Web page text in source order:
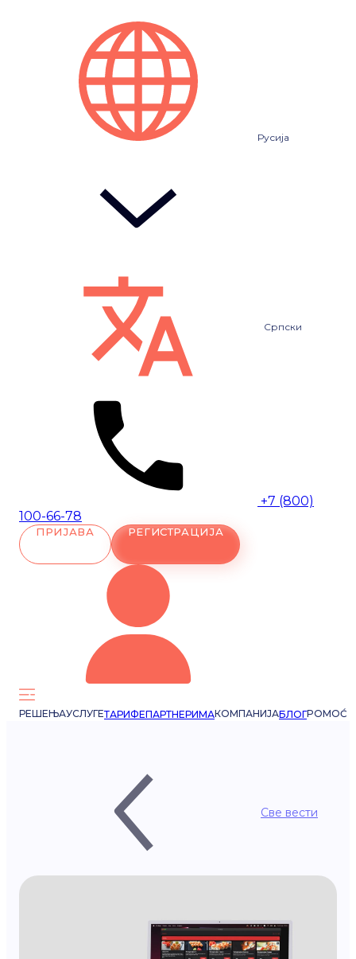
Русија
Српски
+7 (800)
100-66-78
ПРИЈАВА РЕГИСТРАЦИЈА
РЕШЕЊАУСЛУГЕТАРИФЕПАРТНЕРИМАКОМПАНИЈАБЛОГPOMOĆ
Све вести